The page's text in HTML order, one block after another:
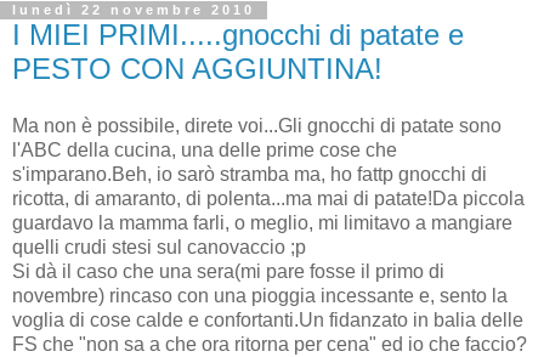
lunedì 22 novembre 2010
I MIEI PRIMI.....gnocchi di patate e
PESTO CON AGGIUNTINA!
Ma non è possibile, direte voi...Gli gnocchi di patate sono
l'ABC della cucina, una delle prime cose che
s'imparano.Beh, io sarò stramba ma, ho fattp gnocchi di
ricotta, di amaranto, di polenta...ma mai di patate!Da piccola
guardavo la mamma farli, o meglio, mi limitavo a mangiare
quelli crudi stesi sul canovaccio ;p
Si dà il caso che una sera(mi pare fosse il primo di
novembre) rincaso con una pioggia incessante e, sento la
voglia di cose calde e confortanti.Un fidanzato in balia delle
FS che "non sa a che ora ritorna per cena" ed io che faccio?